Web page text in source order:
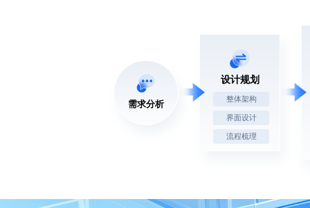
需求分析
设计规划
整体架构
界面设计
流程梳理